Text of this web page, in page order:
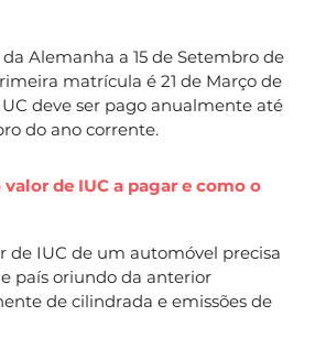
Alemanha a 15 de Setembro de
matrícula é 21 de Março de
deve ser pago anualmente até
do ano corrente.
de IUC a pagar e como o
de IUC de um automóvel precisa
país oriundo da anterior
de cilindrada e emissões de